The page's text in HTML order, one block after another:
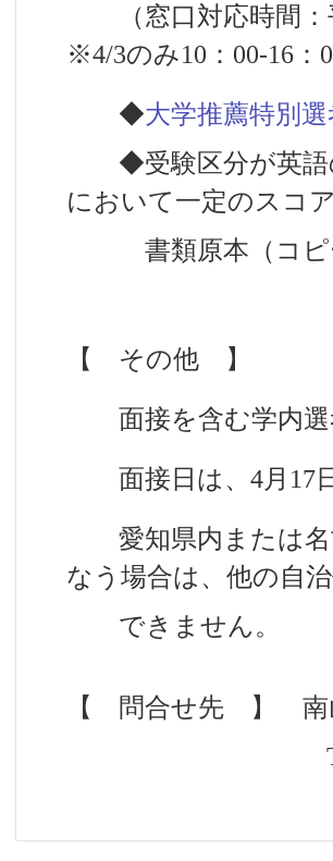
（窓口対応時間：
※4/3のみ10：00-16：
◆大学推薦特別
◆受験区分が英語の
において一定のスコ
書類原本（コピ
【 その他 】
面接を含む学内選
面接日は、4月17
愛知県内または名
なう場合は、他の自
できません。
【 問合せ先 】 南
TEL：